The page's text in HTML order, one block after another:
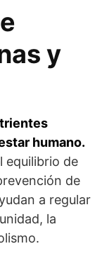
y
humano.
equilibrio de
de
a regular
la